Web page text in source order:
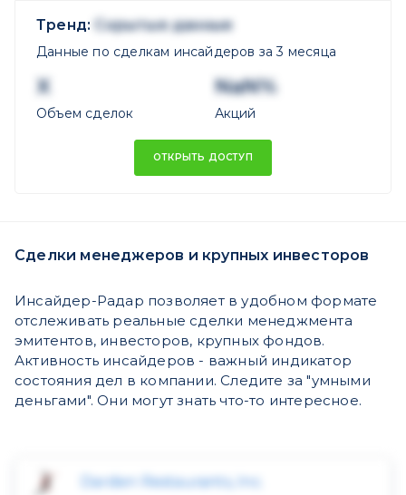
Тренд: Скрытые данные
Данные по сделкам инсайдеров за 3 месяца
X
Объем сделок
NaN%
Акций
ОТКРЫТЬ ДОСТУП
Сделки менеджеров и крупных инвесторов
Инсайдер-Радар позволяет в удобном формате
отслеживать реальные сделки менеджмента
эмитентов, инвесторов, крупных фондов.
Активность инсайдеров - важный индикатор
состояния дел в компании. Следите за "умными
деньгами". Они могут знать что-то интересное.
Darden Restaurants, Inc.